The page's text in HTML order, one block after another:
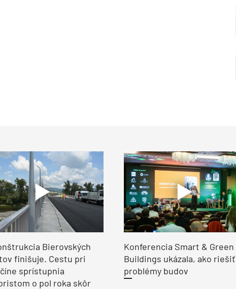
Bierovských
finišuje. Cestu pri
sprístupnia
o pol roka skôr
Konferencia Smart & Green
Buildings ukázala, ako riešiť
problémy budov